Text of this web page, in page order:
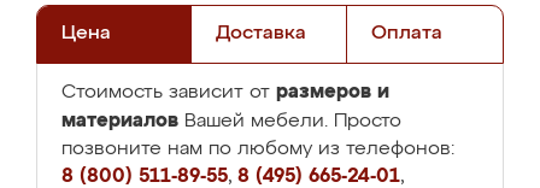
Цена Доставка Оплата
Стоимость зависит от размеров и
материалов Вашей мебели. Просто
позвоните нам по любому из телефонов:
8 (800) 511-89-55, 8 (495) 665-24-01,